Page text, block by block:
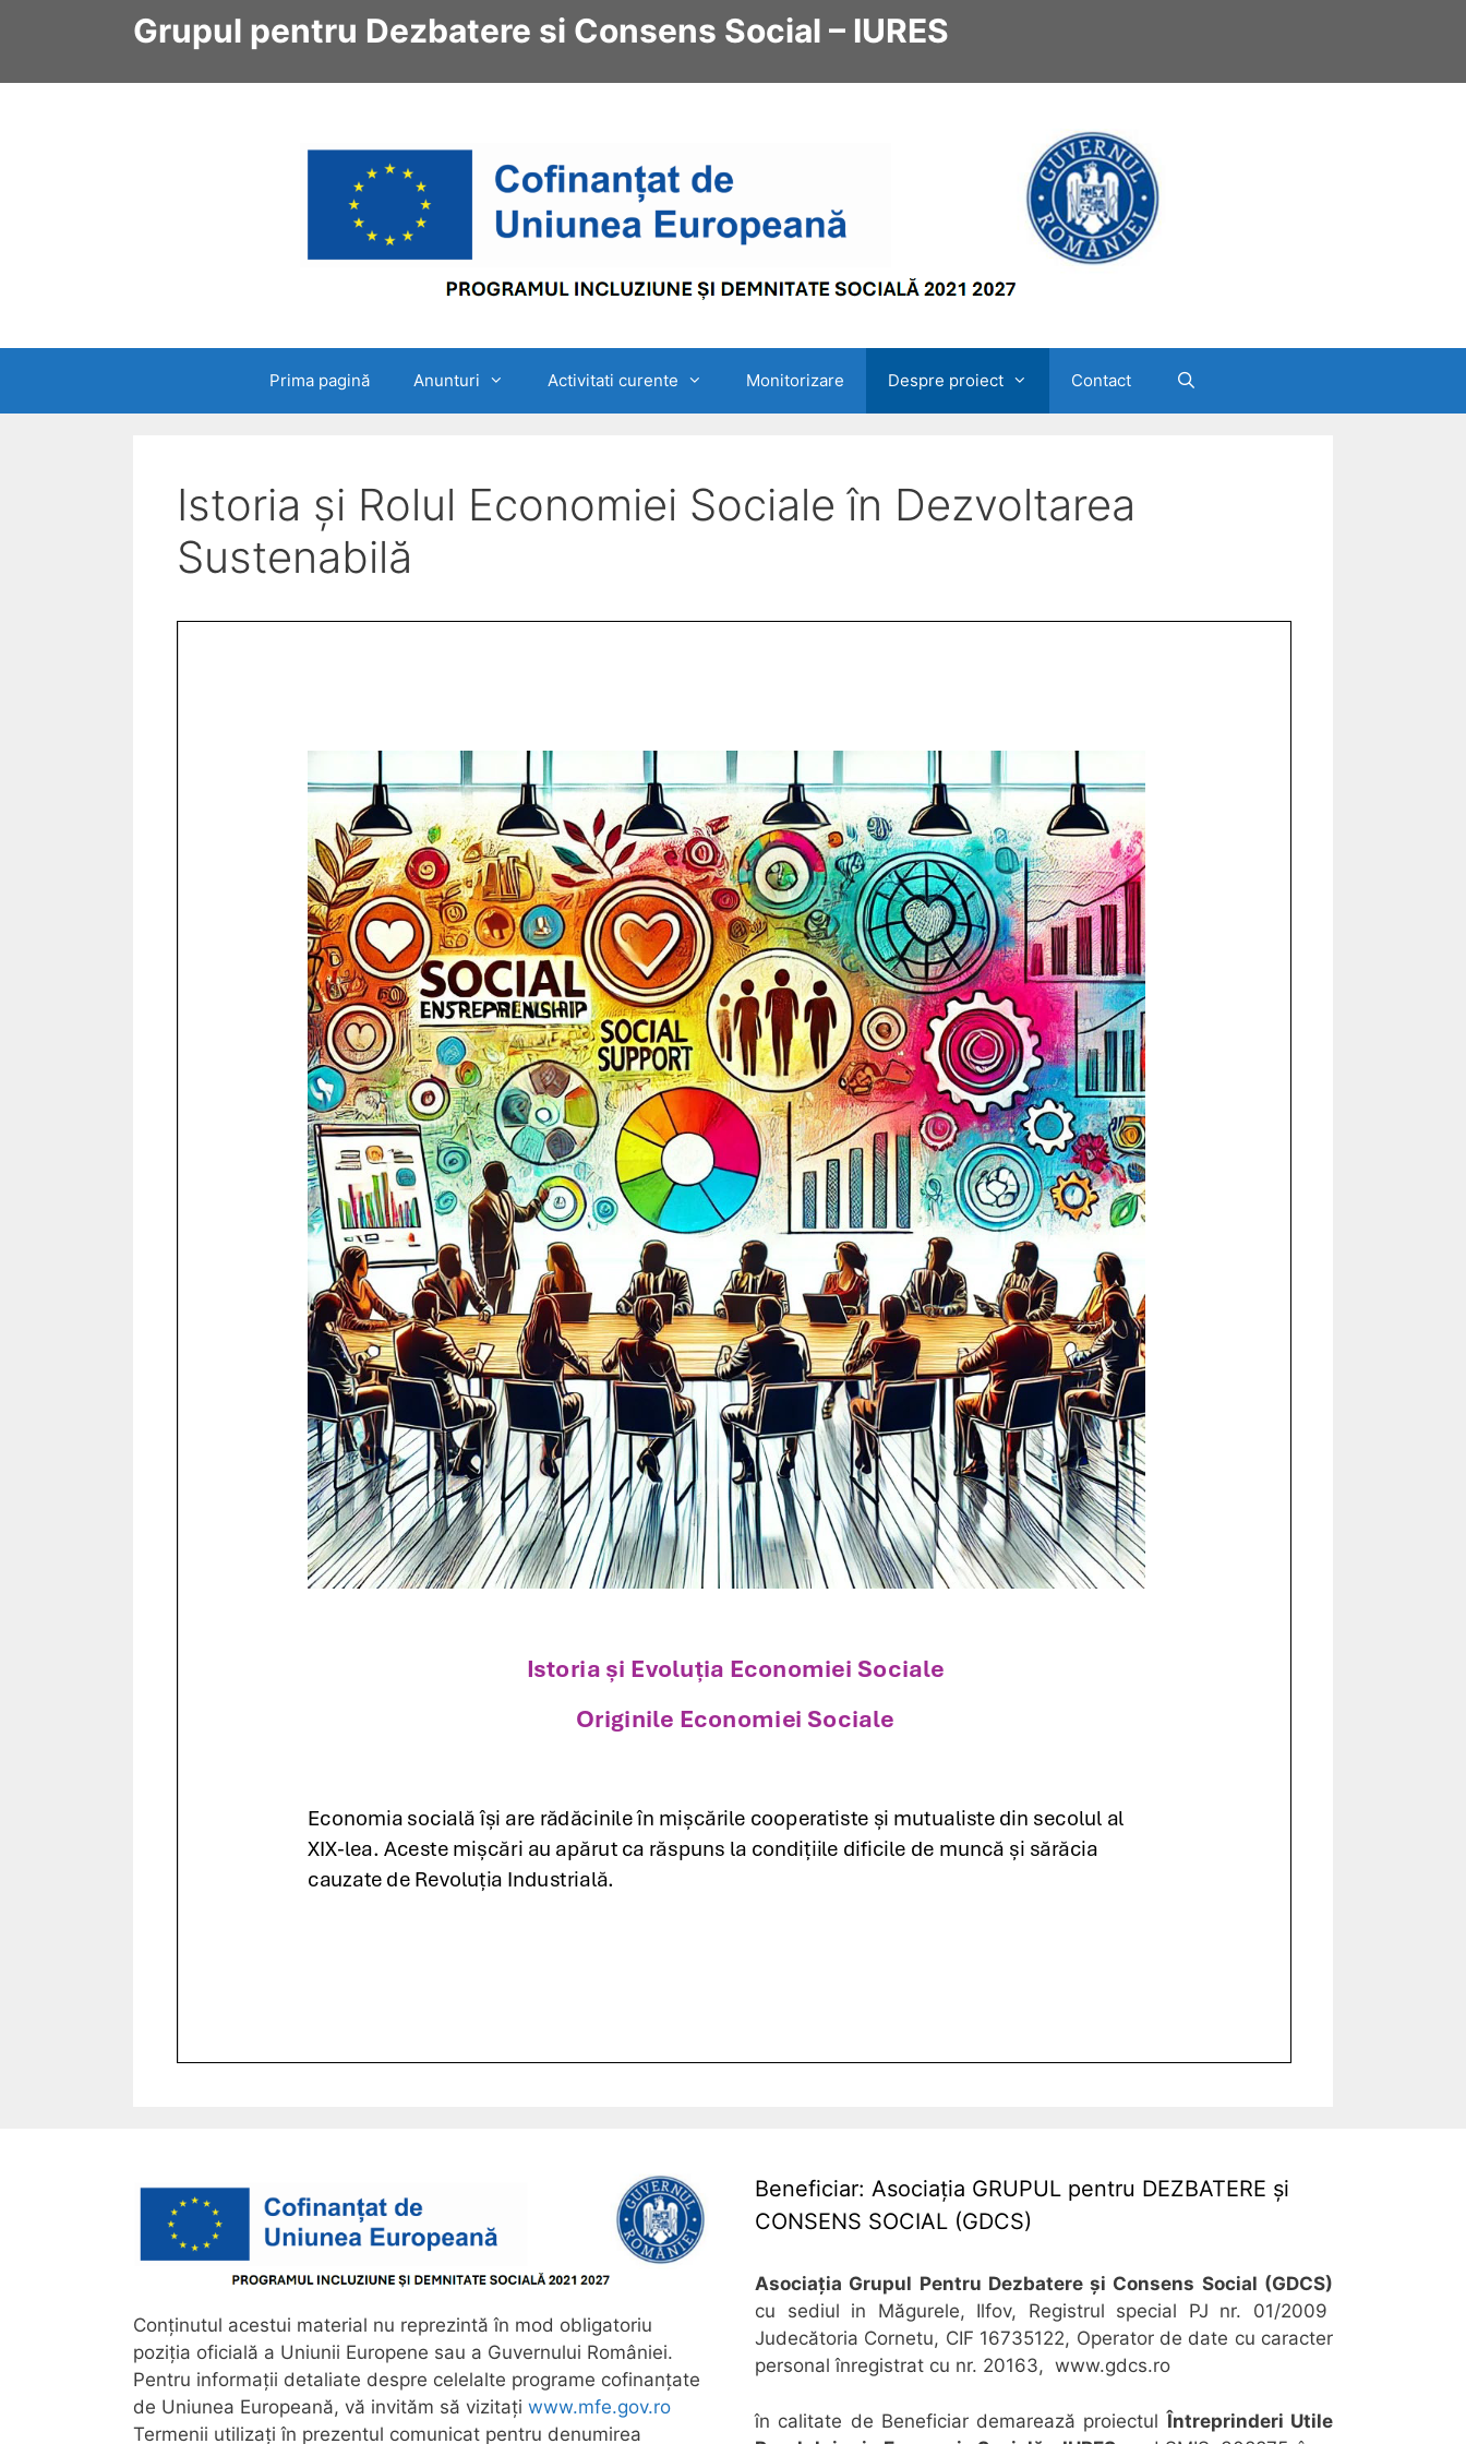
Grupul pentru Dezbatere si Consens Social – IURES
Prima pagină Anunturi Activitati curente Monitorizare Despre proiect Contact
Istoria și Rolul Economiei Sociale în Dezvoltarea
Sustenabilă
Conținutul acestui material nu reprezintă în mod obligatoriu
poziția oficială a Uniunii Europene sau a Guvernului României.
Pentru informații detaliate despre celelalte programe cofinanțate
de Uniunea Europeană, vă invităm să vizitați www.mfe.gov.ro
Termenii utilizați în prezentul comunicat pentru denumirea
Beneficiar: Asociația GRUPUL pentru DEZBATERE şi
CONSENS SOCIAL (GDCS)
Asociația Grupul Pentru Dezbatere și Consens Social (GDCS)
cu sediul in Măgurele, Ilfov, Registrul special PJ nr. 01/2009
Judecătoria Cornetu, CIF 16735122, Operator de date cu caracter
personal înregistrat cu nr. 20163, www.gdcs.ro
în calitate de Beneficiar demarează proiectulÎntreprinderi Utile